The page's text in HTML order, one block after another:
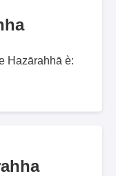
Hazārahhā è: